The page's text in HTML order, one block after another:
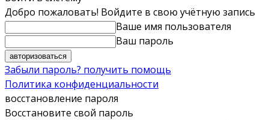
Добро пожаловать! Войдите в свою учётную запись
Ваше имя пользователя
Ваш пароль
Забыли пароль? получить помощь
Политика конфиденциальности
восстановление пароля
Восстановите свой пароль